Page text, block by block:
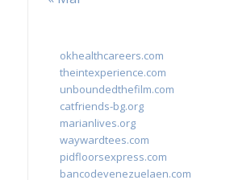
okhealthcareers.com
theintexperience.com
unboundedthefilm.com
catfriends-bg.org
marianlives.org
waywardtees.com
pidfloorsexpress.com
bancodevenezuelaen.com